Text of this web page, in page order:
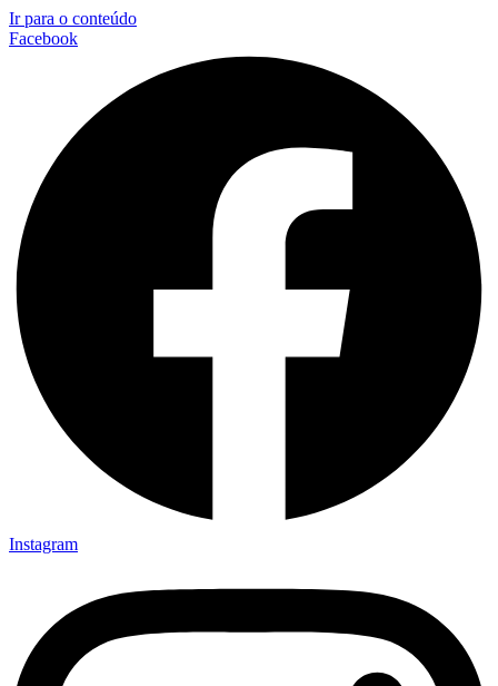
Ir para o conteúdo
Facebook
Instagram